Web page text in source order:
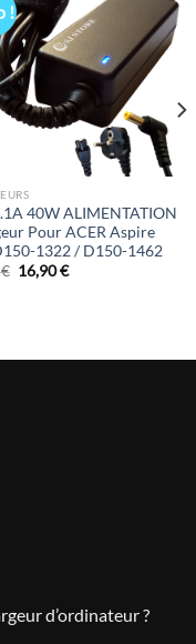
!
40W ALIMENTATION
Pour ACER Aspire
1322 / D150-1462
€ Le
prix
16,90€Le
d’ordinateur ?